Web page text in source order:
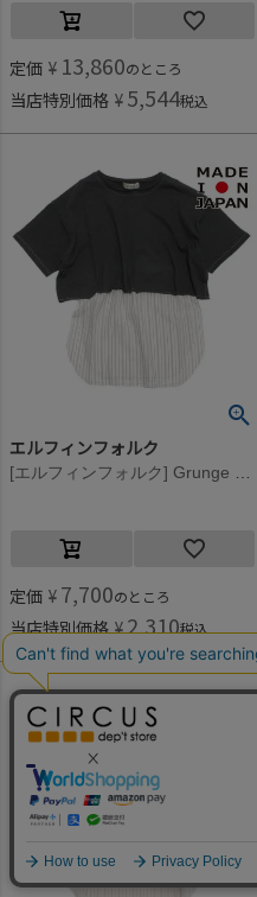
定価 ¥ 13,860のところ
当店特別価格 ¥ 5,544税込
エルフィンフォルク
定価 ¥ 7,700のところ
当店特別価格 ¥2,310税込
何かお探